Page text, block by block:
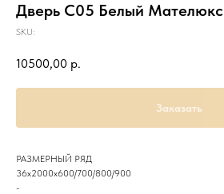
Дверь С05 Белый Мателюкс
SKU:
10500,00 р.
Заказать
РАЗМЕРНЫЙ РЯД
36х2000х600/700/800/900
-